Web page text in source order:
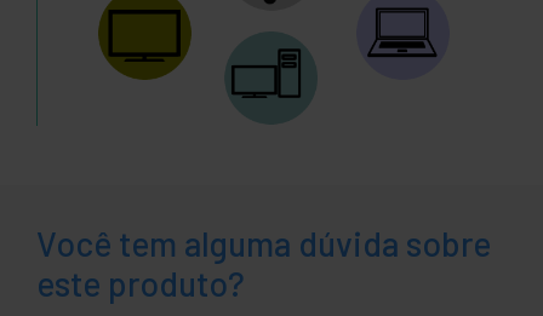
Você tem alguma dúvida sobre
este produto?